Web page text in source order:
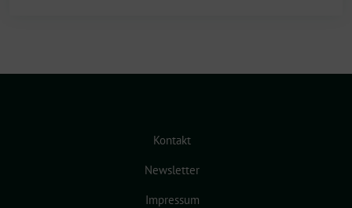
Kontakt
Newsletter
Impressum